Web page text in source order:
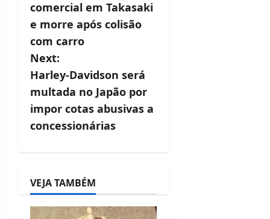
s
t
n
a
v
i
a
t
comercial em Takasaki
e morre após colisão
com carro
Next:
Harley-Davidson será
multada no Japão por
impor cotas abusivas a
concessionárias
VEJA TAMBÉM